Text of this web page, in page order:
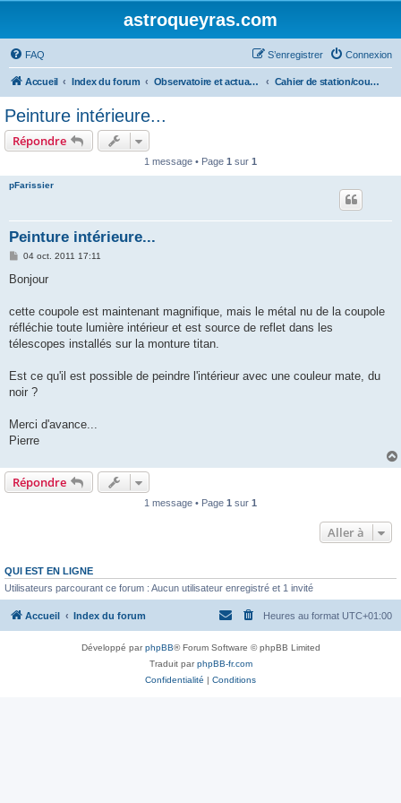
astroqueyras.com
FAQ Connexion
S’enregistrer
Accueil Index du forum Observatoire et actualités AstroQueyras Cahier de station/coupoles
Peinture intérieure...
Répondre
1 message • Page 1 sur 1
pFarissier
Peinture intérieure...
M
s
g
04 oct. 2011 17:11
Bonjour
cette coupole est maintenant magnifique, mais le métal nu de la coupole
réfléchie toute lumière intérieur et est source de reflet dans les
télescopes installés sur la monture titan.
Est ce qu'il est possible de peindre l'intérieur avec une couleur mate, du
noir ?
Merci d'avance...
Pierre
Répondre
1 message • Page 1 sur 1
Aller à
QUI EST EN LIGNE
Utilisateurs parcourant ce forum : Aucun utilisateur enregistré et 1 invité
Accueil Index du forum Heures au format UTC+01:00
Développé parphpBB® Forum Software © phpBB Limited
Traduit parphpBB-fr.com
Confidentialité | Conditions